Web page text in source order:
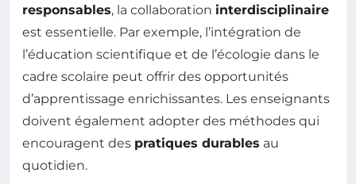
responsables, la collaboration interdisciplinaire
est essentielle. Par exemple, l’intégration de
l’éducation scientifique et de l’écologie dans le
cadre scolaire peut offrir des opportunités
d’apprentissage enrichissantes. Les enseignants
doivent également adopter des méthodes qui
encouragent des pratiques durables au
quotidien.